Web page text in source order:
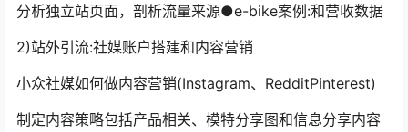
分析独立站页面，剖析流量来源●e-bike案例:和营收数据
2)站外引流:社媒账户搭建和内容营销
小众社媒如何做内容营销(Instagram、RedditPinterest)
制定内容策略包括产品相关、模特分享图和信息分享内容